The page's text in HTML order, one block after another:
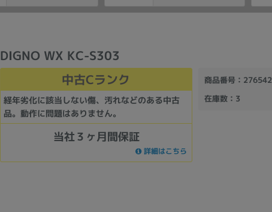
DIGNO WX KC-S303
中古Cランク
経年劣化に該当しない傷、汚れなどのある中古
品。動作に問題はありません。
当社３ヶ月間保証
詳細はこちら
商品番号：276542
在庫数：3